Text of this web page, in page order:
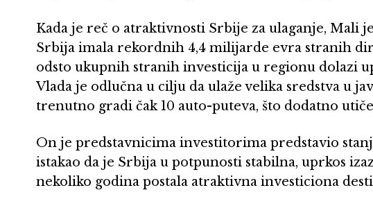
Kada je reč o atraktivnosti Srbije za ulaganje, Mali
Srbija imala rekordnih 4,4 milijarde evra stranih
odsto ukupnih stranih investicija u regionu dolazi
Vlada je odlučna u cilju da ulaže velika sredstva u
trenutno gradi čak 10 auto-puteva, što dodatno
On je predstavnicima investitorima predstavio
istakao da je Srbija u potpunosti stabilna, uprkos
nekoliko godina postala atraktivna investiciona